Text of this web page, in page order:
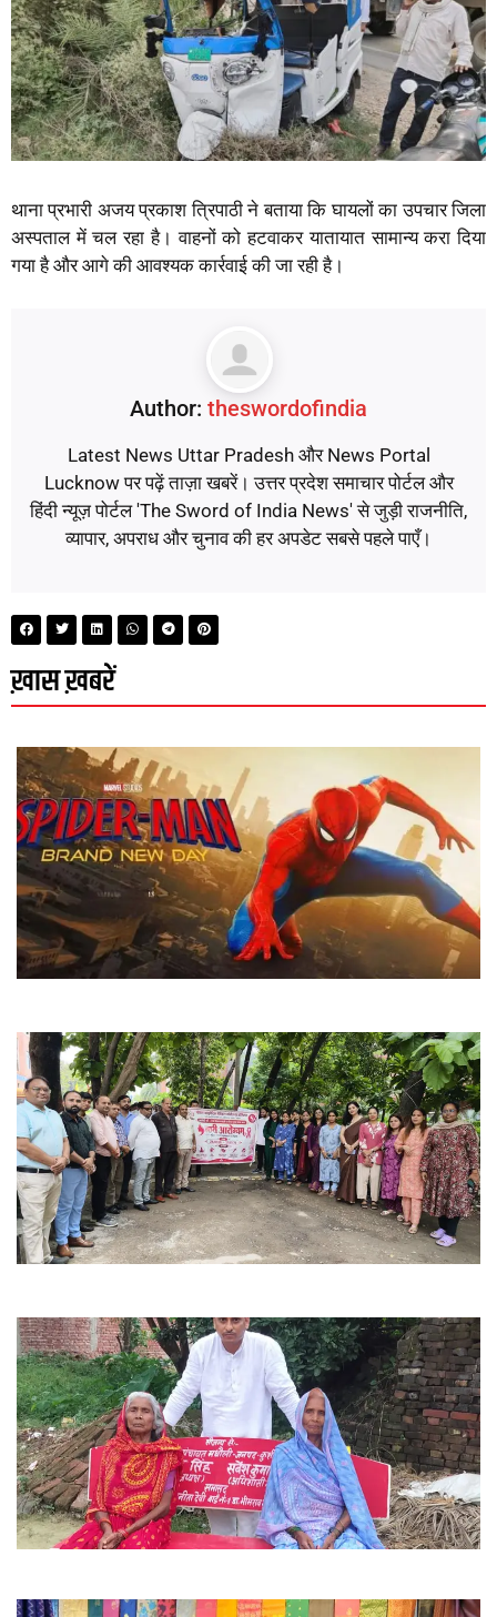
थाना प्रभारी अजय प्रकाश त्रिपाठी ने बताया कि घायलों का उपचार जिला
अस्पताल में चल रहा है। वाहनों को हटवाकर यातायात सामान्य करा दिया
गया है और आगे की आवश्यक कार्रवाई की जा रही है।
Author: theswordofindia
Latest News Uttar Pradesh और News Portal
Lucknow पर पढ़ें ताज़ा खबरें। उत्तर प्रदेश समाचार पोर्टल और
हिंदी न्यूज़ पोर्टल 'The Sword of India News' से जुड़ी राजनीति,
व्यापार, अपराध और चुनाव की हर अपडेट सबसे पहले पाएँ।
ख़ास ख़बरें